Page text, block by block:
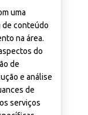
uma
de conteúdo
na área.
do
de
e análise
de
serviços